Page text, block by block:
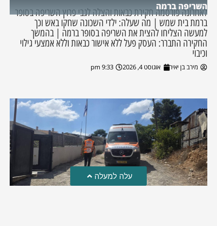
השריפה ברמה
לאחרונה פורסמה חקירת כבאות והצלה לגבי פרוץ השריפה בסופר
ברמת בית שמש | מה שעלה: ילדי השכונה שחקו באש וכך
למעשה הצליחו להצית את השריפה בסופר ברמה | בהמשך
החקירה התברר: העסק פעל ללא אישור כבאות וללא אמצעי גילוי
וכיבוי
מירב בן יאיר אוגוסט 4, 2026 9:33 pm
עלה למעלה